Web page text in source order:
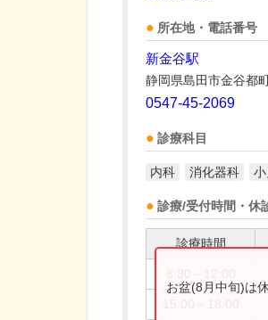
所在地・電話番号
新金谷駅
静岡県島田市金谷都
0547-45-2069
診療科目
内科 消化器科
診療/受付時間・休
診療時間
お盆(8月中旬)は